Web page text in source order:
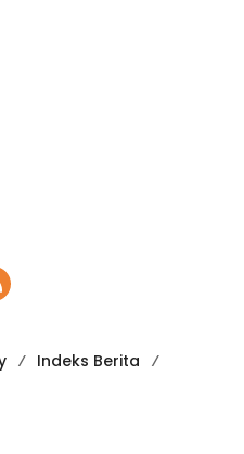
Indeks Berita